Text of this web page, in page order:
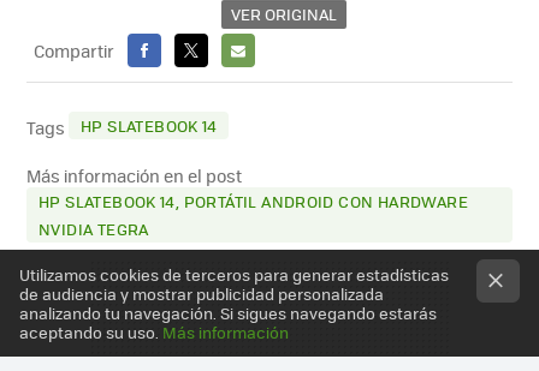
VER ORIGINAL
Compartir
FACEBOOK
X
E-
Tags HP SLATEBOOK 14
Más información en el post
HP SLATEBOOK 14, PORTÁTIL ANDROID CON HARDWARE
NVIDIA TEGRA
Utilizamos cookies de terceros para generar estadísticas
de audiencia y mostrar publicidad personalizada
analizando tu navegación. Si sigues navegando estarás
aceptando su uso. Más información